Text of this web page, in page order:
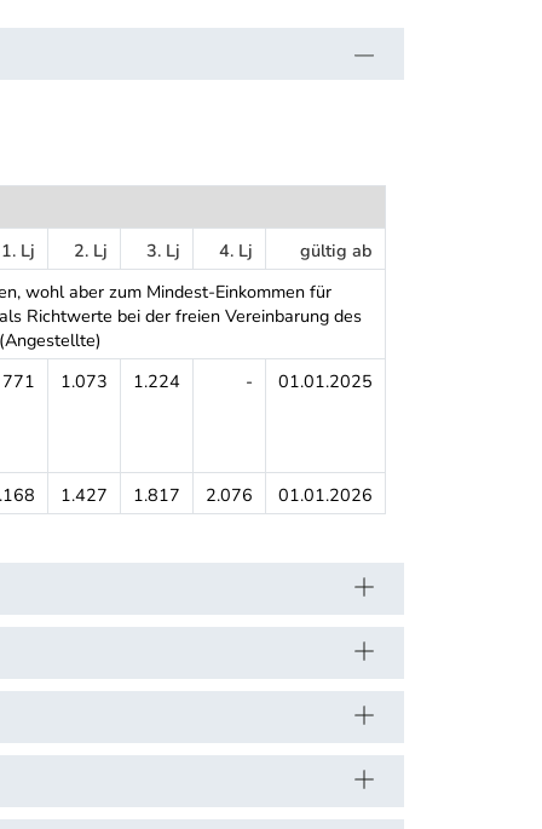
1. Lj 2. Lj 3. Lj 4. Lj
gültig ab
wohl aber zum Mindest-Einkommen für
Richtwerte bei der freien Vereinbarung des
771 1.073 1.224 - 01.01.2025
1.427 1.817 2.076 01.01.2026